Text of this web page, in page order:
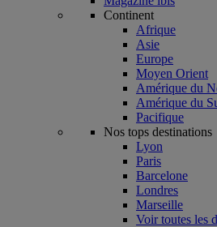
Continent
Afrique
Asie
Europe
Moyen Orient
Amérique du
Amérique du
Pacifique
Nos tops destinations
Lyon
Paris
Barcelone
Londres
Marseille
Voir toutes les